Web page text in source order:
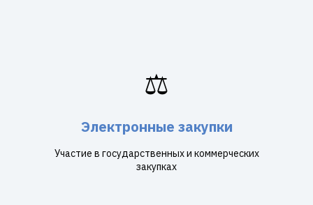
⚖️
Электронные закупки
Участие в государственных и коммерческих
закупках